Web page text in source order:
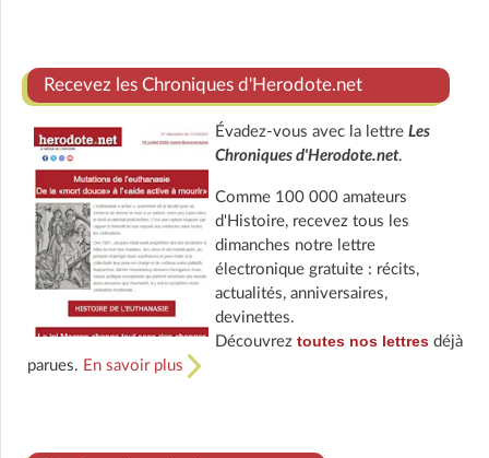
Recevez les Chroniques d'Herodote.net
Évadez-vous avec la lettre Les
Chroniques d'Herodote.net.
Comme 100 000 amateurs
d'Histoire, recevez tous les
dimanches notre lettre
électronique gratuite : récits,
actualités, anniversaires,
devinettes.
Découvrez toutes nos lettresdéjà
parues. En savoir plus